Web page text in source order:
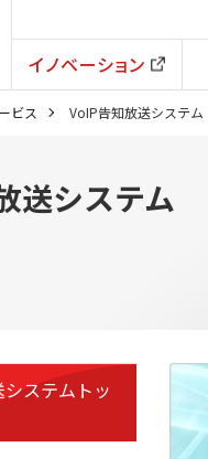
イノベーション
ビス VoIP告知放送システム
送システム
ステムトッ